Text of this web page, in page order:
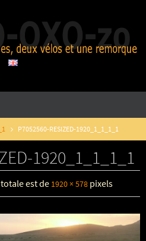
P7052560-RESIZED-1920_1_1_1_1
1920_1_1_1_1
est de 1920 × 578 pixels